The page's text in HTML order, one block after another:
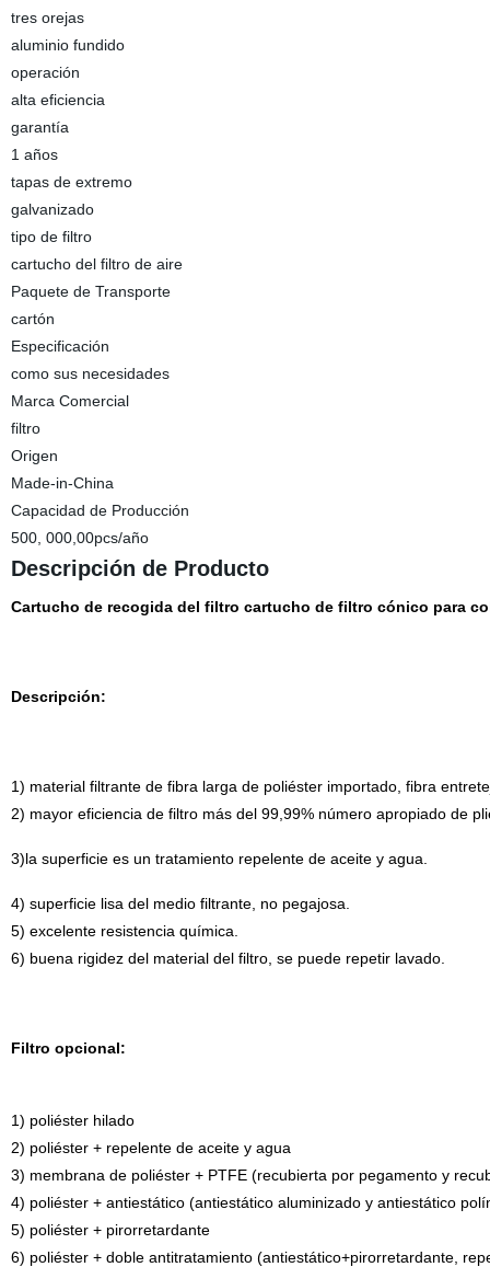
tres orejas
aluminio fundido
operación
alta eficiencia
garantía
1 años
tapas de extremo
galvanizado
tipo de filtro
cartucho del filtro de aire
Paquete de Transporte
cartón
Especificación
como sus necesidades
Marca Comercial
filtro
Origen
Made-in-China
Capacidad de Producción
500, 000,00pcs/año
Descripción de Producto
Cartucho de recogida del filtro cartucho de filtro cónico para
Descripción:
1) material filtrante de fibra larga de poliéster importado, fibra
2) mayor eficiencia de filtro más del 99,99% número apropiado de
3)la superficie es un tratamiento repelente de aceite y agua.
4) superficie lisa del medio filtrante, no pegajosa.
5) excelente resistencia química.
6) buena rigidez del material del filtro, se puede repetir lavado.
Filtro opcional:
1) poliéster hilado
2) poliéster + repelente de aceite y agua
3) membrana de poliéster + PTFE (recubierta por pegamento y
4) poliéster + antiestático (antiestático aluminizado y antiestático
5) poliéster + pirorretardante
6) poliéster + doble antitratamiento (antiestático+pirorretardante,